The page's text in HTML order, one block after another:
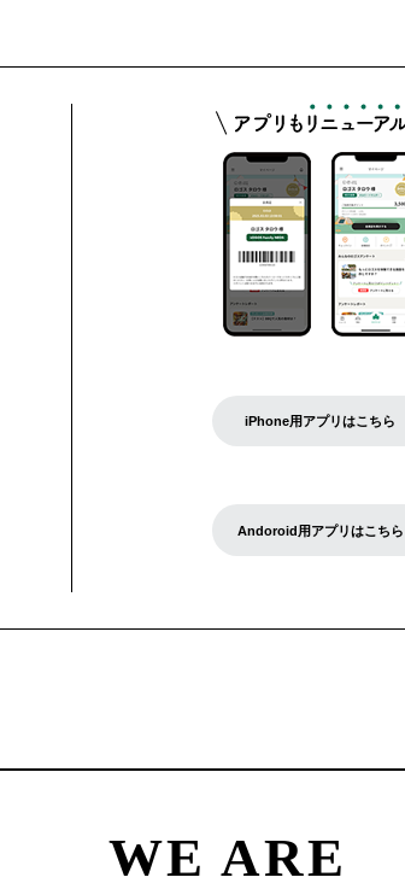
iPhone用アプリはこちら
Andoroid用アプリはこちら
WE ARE